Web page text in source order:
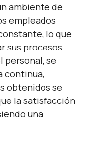
ambiente de
empleados
lo que
sus procesos.
personal, se
continua,
obtenidos se
la satisfacción
una